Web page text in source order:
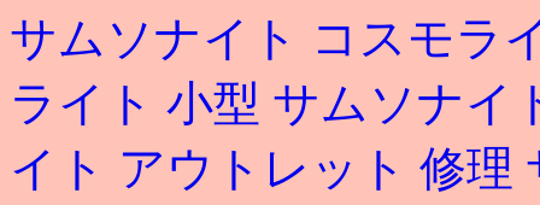
サムソナイト コスモラ
ライト 小型 サムソナイ
イト アウトレット 修理